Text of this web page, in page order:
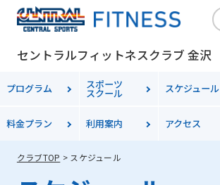
セントラルフィットネスクラブ 金沢
プログラム スポーツ
スクール スケジュール
料金プラン 利用案内 アクセス
クラブTOP スケジュール